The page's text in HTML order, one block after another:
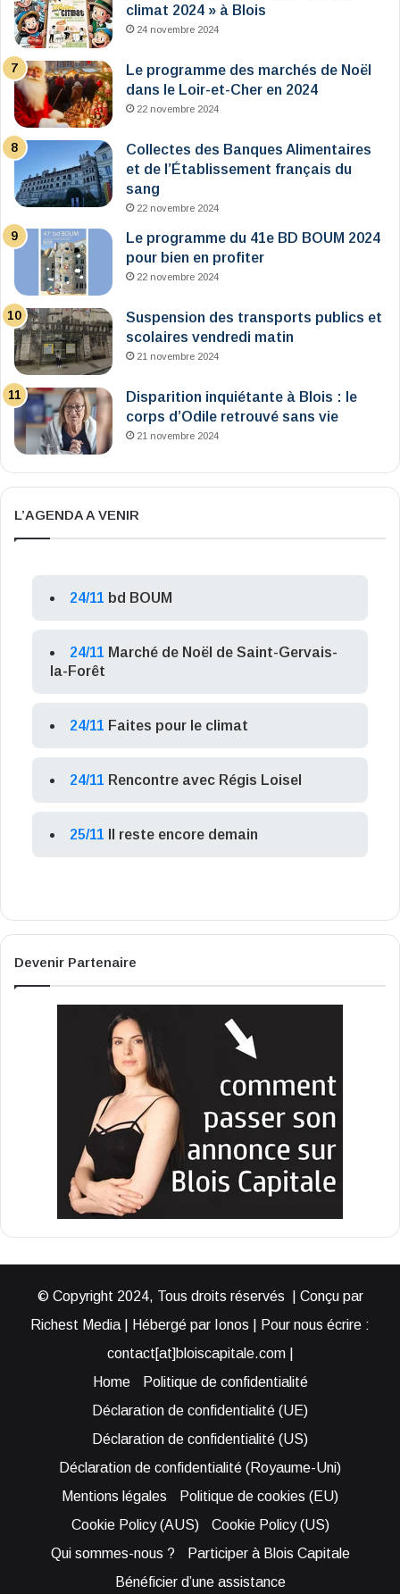
climat 2024 » à Blois
24 novembre 2024
Le programme des marchés de Noël
dans le Loir-et-Cher en 2024
22 novembre 2024
Collectes des Banques Alimentaires
et de l’Établissement français du
sang
22 novembre 2024
Le programme du 41e BD BOUM 2024
pour bien en profiter
22 novembre 2024
Suspension des transports publics et
scolaires vendredi matin
21 novembre 2024
Disparition inquiétante à Blois : le
corps d’Odile retrouvé sans vie
21 novembre 2024
L’AGENDA A VENIR
24/11 bd BOUM
24/11 Marché de Noël de Saint-Gervais-
la-Forêt
24/11 Faites pour le climat
24/11 Rencontre avec Régis Loisel
25/11 Il reste encore demain
Devenir Partenaire
© Copyright 2024, Tous droits réservés | Conçu par
Richest Media | Hébergé par Ionos | Pour nous écrire :
contact[at]bloiscapitale.com |
Home
Politique de confidentialité
Déclaration de confidentialité (UE)
Déclaration de confidentialité (US)
Déclaration de confidentialité (Royaume-Uni)
Mentions légales
Politique de cookies (EU)
Cookie Policy (AUS)
Cookie Policy (US)
Qui sommes-nous ?
Participer à Blois Capitale
Bénéficier d’une assistance